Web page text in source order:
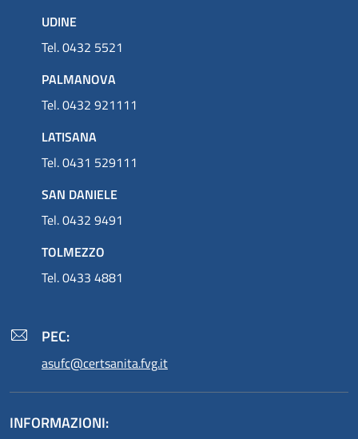
UDINE
Tel. 0432 5521
PALMANOVA
Tel. 0432 921111
LATISANA
Tel. 0431 529111
SAN DANIELE
Tel. 0432 9491
TOLMEZZO
Tel. 0433 4881
PEC:
asufc@certsanita.fvg.it
INFORMAZIONI: